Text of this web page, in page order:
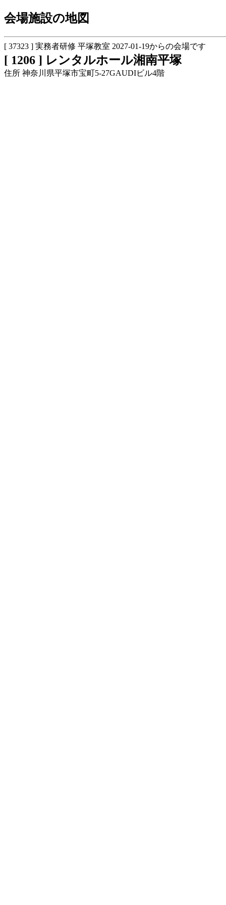
会場施設の地図
[ 37323 ] 実務者研修 平塚教室 2027-01-19からの会場です
[ 1206 ] レンタルホール湘南平塚
住所 神奈川県平塚市宝町5-27GAUDIビル4階